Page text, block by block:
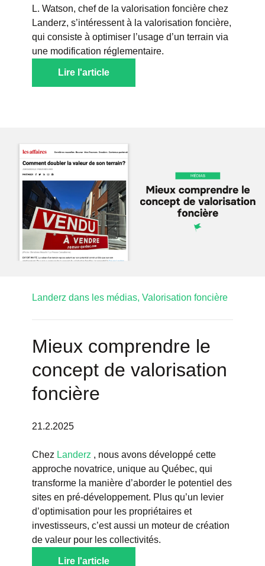
L. Watson, chef de la valorisation foncière chez
Landerz, s’intéressent à la valorisation foncière,
qui consiste à optimiser l’usage d’un terrain via
une modification réglementaire.
Lire l'article
Landerz dans les médias, Valorisation foncière
Mieux comprendre le
concept de valorisation
foncière
21.2.2025
Chez Landerz , nous avons développé cette
approche novatrice, unique au Québec, qui
transforme la manière d’aborder le potentiel des
sites en pré-développement. Plus qu’un levier
d’optimisation pour les propriétaires et
investisseurs, c’est aussi un moteur de création
de valeur pour les collectivités.
Lire l'article